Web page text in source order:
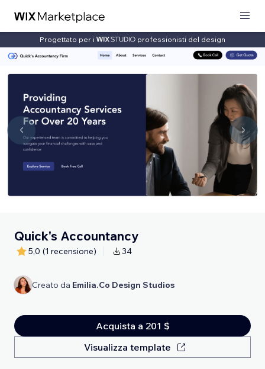
Progettato per i professionisti del design
Quick's Accountancy
5,0 (1 recensione) 34
Creato da Emilia.Co Design Studios
Acquista a 201 $
Visualizza template